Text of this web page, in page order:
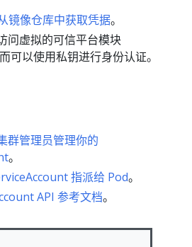
镜像仓库中获取凭据。
问虚拟的可信平台模块
可以使用私钥进行身份认证。
群管理员管理你的
。
指派给 Pod。
API 参考文档。